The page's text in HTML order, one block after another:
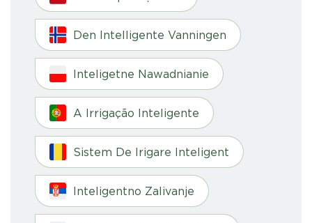
Den Intelligente Vanningen
Inteligetne Nawadnianie
A Irrigação Inteligente
Sistem De Irigare Inteligent
Inteligentno Zalivanje